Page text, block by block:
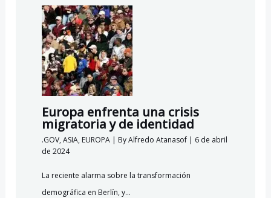
Europa enfrenta una crisis
migratoria y de identidad
.GOV,ASIA, EUROPA| ByAlfredo Atanasof | 6 de abril
de 2024
La reciente alarma sobre la transformación
demográfica en Berlín, y…